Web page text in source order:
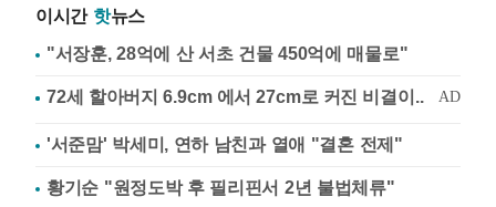
이시간 핫뉴스
"서장훈, 28억에 산 서초 건물 450억에 매물로"
'서준맘' 박세미, 연하 남친과 열애 "결혼 전제"
황기순 "원정도박 후 필리핀서 2년 불법체류"